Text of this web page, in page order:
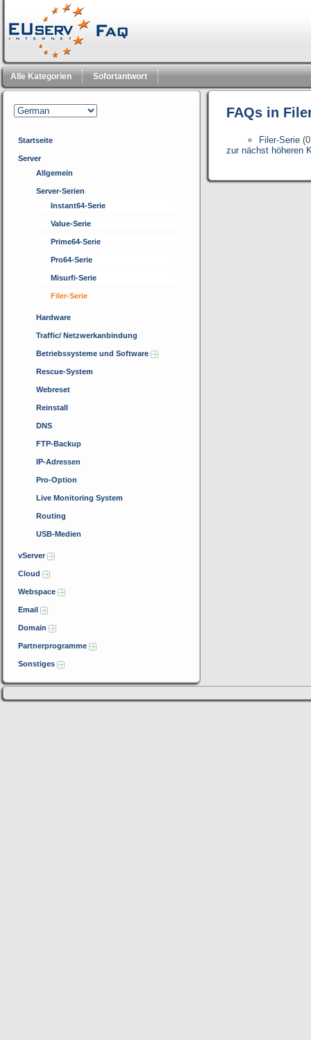
Alle Kategorien Sofortantwort
Startseite
Server
Allgemein
Server-Serien
Instant64-Serie
Value-Serie
Prime64-Serie
Pro64-Serie
Misurfi-Serie
Filer-Serie
Hardware
Traffic/ Netzwerkanbindung
Betriebssysteme und Software
Rescue-System
Webreset
Reinstall
DNS
FTP-Backup
IP-Adressen
Pro-Option
Live Monitoring System
Routing
USB-Medien
vServer
Cloud
Webspace
Email
Domain
Partnerprogramme
Sonstiges
FAQs in
Filer-Serie(0
zur nächst höheren